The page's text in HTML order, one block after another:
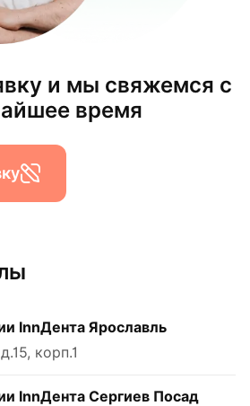
и мы свяжемся с
время
InnДента Ярославль
корп.1
InnДента Сергиев Посад